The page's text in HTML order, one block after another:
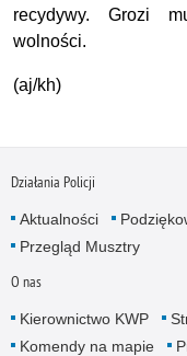
recydywy. Grozi
wolności.
(aj/kh)
Działania Policji
Aktualności
Przegląd Musztry
O nas
Kierownictwo KWP
Komendy na mapie